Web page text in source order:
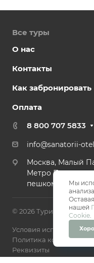
Все туры
О нас
Контакты
Как забронировать
Оплата
8 800 707 5833
info@sanatorii-
Москва, Малый
Метро
пешком.
© 2026 Туристическая
Условия использования
Политика
Реквизиты
Мы
нашей
Cookie.